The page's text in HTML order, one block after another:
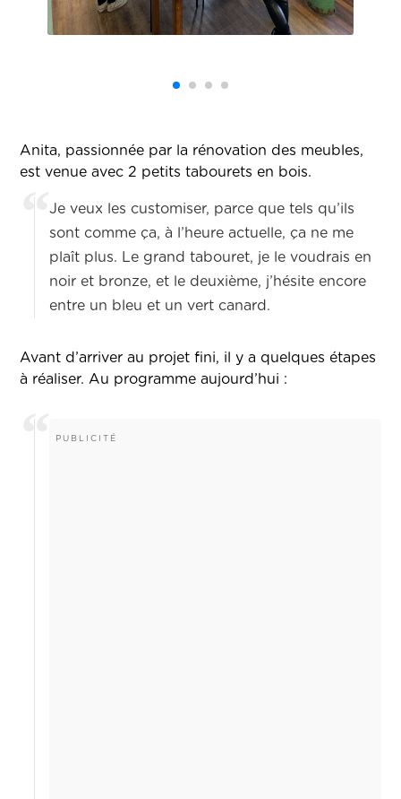
Anita, passionnée par la rénovation des meubles,
est venue avec 2 petits tabourets en bois.
Je veux les customiser, parce que tels qu’ils
sont comme ça, à l’heure actuelle, ça ne me
plaît plus. Le grand tabouret, je le voudrais en
noir et bronze, et le deuxième, j’hésite encore
entre un bleu et un vert canard.
Avant d’arriver au projet fini, il y a quelques étapes
à réaliser. Au programme aujourd’hui :